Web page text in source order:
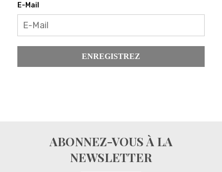
E-Mail
ENREGISTREZ
ABONNEZ-VOUS À LA
NEWSLETTER